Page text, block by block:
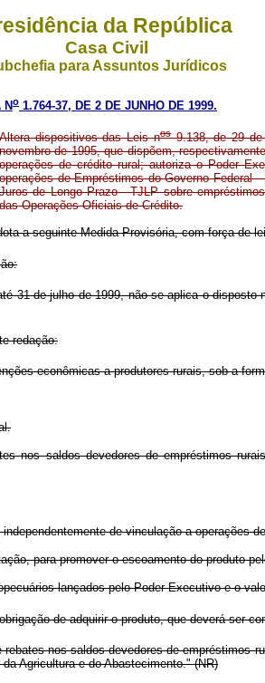
da República
Casa Civil
para Assuntos Jurídicos
No 1.764-37, DE 2 DE JUNHO DE 1999.
Altera dispositivos das Leis nos9.138, de 29 de
novembro de 1995, que dispõem,
operações de crédito rural; autoriza o Poder
operações de Empréstimos do Governo Federal
Juros de Longo Prazo - TJLP sobre
das Operações Oficiais de Crédito.
a seguinte Medida Provisória, com força de
31 de julho de 1999, não se aplica o disposto
redação:
econômicas a produtores rurais, sob a
nos saldos devedores de empréstimos
de vinculação a operações
para promover o escoamento do produto
lançados pelo Poder Executivo e o
de adquirir o produto, que deverá ser
nos saldos devedores de empréstimos
Agricultura e do Abastecimento." (NR)